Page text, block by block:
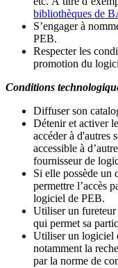
bibliothèques de
S’engager à
PEB.
Respecter les
promotion du
Conditions
Diffuser son
Détenir et activer
accéder à d'autres
accessible à d’
fournisseur de
Si elle possède
permettre l’accès
logiciel de PEB.
Utiliser un fureteur
qui permet sa
Utiliser un logiciel
notamment la
par la norme de